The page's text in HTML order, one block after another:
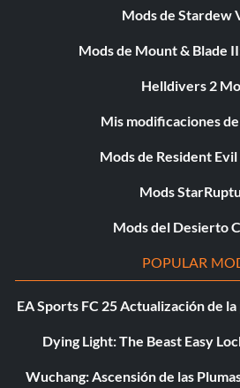
Mods de Stardew
Mods de Mount & Blade
Helldivers 2
Mis modificaciones
Mods de Resident
Mods
Mods del Desierto
POPULAR
EA Sports FC 25 Actualización de
Dying Light: The Beast Easy
Wuchang: Ascensión de las